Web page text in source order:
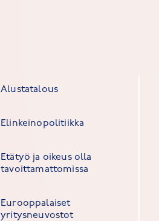
Alustatalous
Elinkeinopolitiikka
Etätyö ja oikeus olla
tavoittamattomissa
Eurooppalaiset
yritysneuvostot